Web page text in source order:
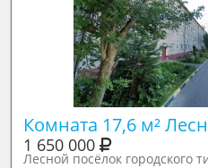
Комната 17,6 м²
1 650 000
Лесной посёлок городского